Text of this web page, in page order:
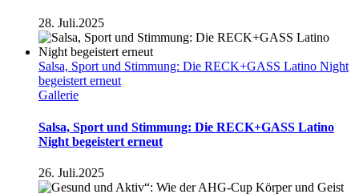
28. Juli.2025
Salsa, Sport und Stimmung: Die RECK+GASS Latino Night
begeistert erneut
Gallerie
Salsa, Sport und Stimmung: Die RECK+GASS Latino
Night begeistert erneut
26. Juli.2025